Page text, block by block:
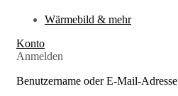
Wärmebild & mehr
Konto
Anmelden
Benutzername oder E-Mail-Adresse